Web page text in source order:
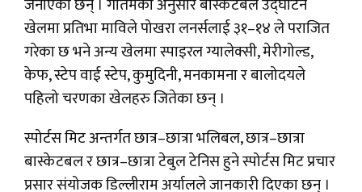
खेलमा प्रतिभा माविले पोखरा लनर्सलाई ३१–१४ ले पराजित
गरेका छ भने अन्य खेलमा स्पाइरल ग्यालेक्सी, मेरीगोल्ड,
केफ, स्टेप वाई स्टेप, कुमुदिनी, मनकामना र बालोदयले
पहिलो चरणका खेलहरु जितेका छन् ।
स्पोर्टस मिट अन्तर्गत छात्र–छात्रा भलिबल, छात्र–छात्रा
बास्केटबल र छात्र–छात्रा टेबुल टेनिस हुने स्पोर्टस मिट प्रचार
प्रसार संयोजक डिल्लीराम अर्यालले जानकारी दिएका छन् ।